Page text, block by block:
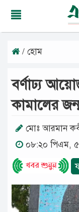
সোমবার,
২০২৬
শ্রাবণ
বঙ্গাব্দ
মূলপাতা
জাতীয়
দেশের
খবর
/ হোম
বর্ণাঢ্য
কামালের
মোঃ আরমান
০৮:২০ পিএম,